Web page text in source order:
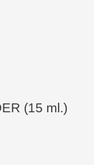
(15 ml.)